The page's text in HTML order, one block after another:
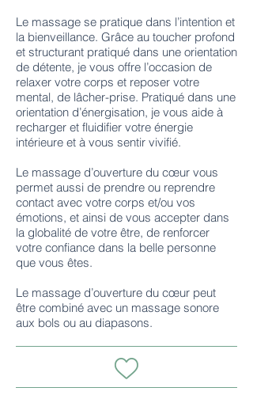
Le massage se pratique dans l’intention et
la bienveillance. Grâce au toucher profond
et structurant pratiqué dans une orientation
de détente, je vous offre l’occasion de
relaxer votre corps et reposer votre
mental, de lâcher-prise. Pratiqué dans une
orientation d’énergisation, je vous aide à
recharger et fluidifier votre énergie
intérieure et à vous sentir vivifié.
Le massage d’ouverture du cœur vous
permet aussi de prendre ou reprendre
contact avec votre corps et/ou vos
émotions, et ainsi de vous accepter dans
la globalité de votre être, de renforcer
votre confiance dans la belle personne
que vous êtes.
Le massage d’ouverture du cœur peut
être combiné avec un massage sonore
aux bols ou au diapasons.